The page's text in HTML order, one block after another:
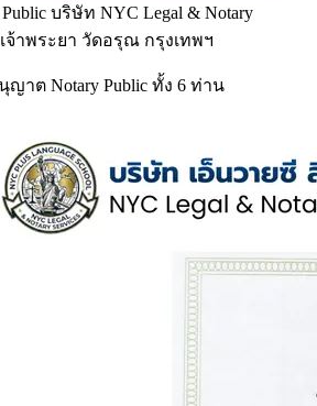
บริษัท NYC Legal & Notary
จ้าพระยา วัดอรุณ กรุงเทพฯ
าต Notary Public ทั้ง 6 ท่าน